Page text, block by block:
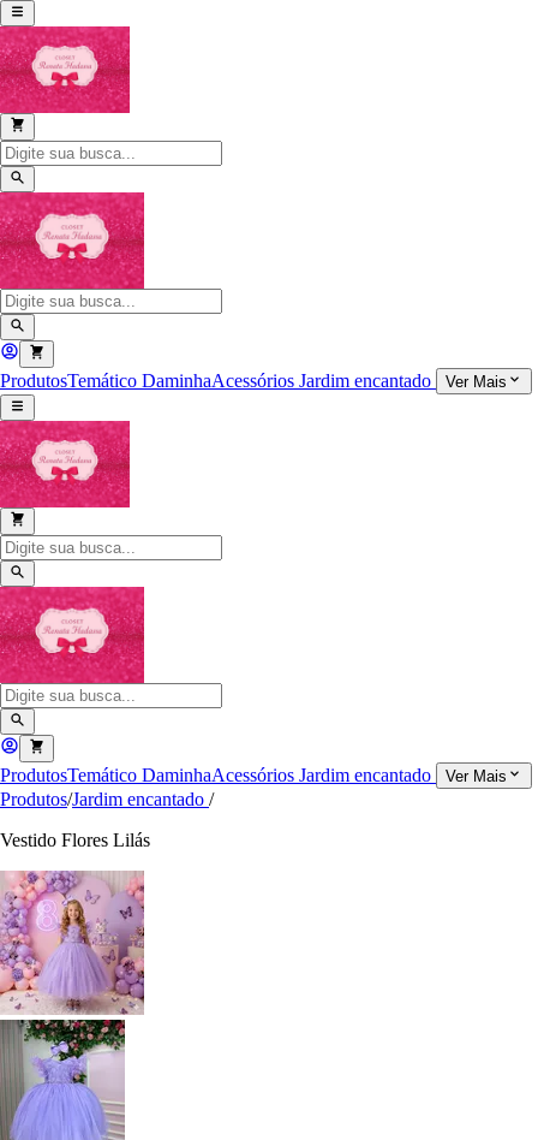
ProdutosTemático DaminhaAcessórios Jardim encantado Ver Mais
ProdutosTemático DaminhaAcessórios Jardim encantado Ver Mais
Produtos/Jardim encantado /
Vestido Flores Lilás